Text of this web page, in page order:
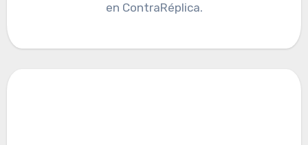
en ContraRéplica.